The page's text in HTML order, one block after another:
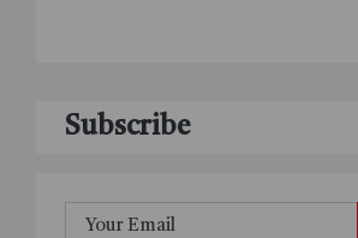
Subscribe